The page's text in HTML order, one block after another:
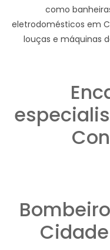
como
eletrodomésticos em
louças e máquinas